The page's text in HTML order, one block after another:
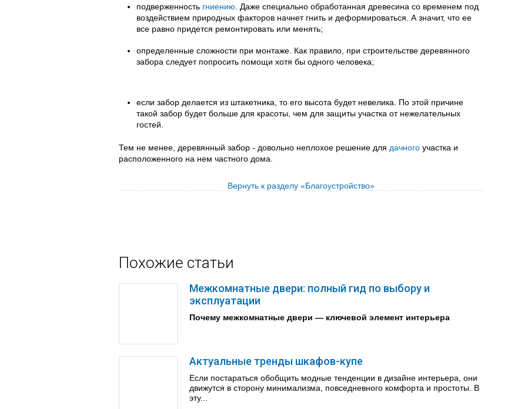
подверженность гниению . Даже специально обработанная древесина со временем под
воздействием природных факторов начнет гнить и деформироваться. А значит, что ее
все равно придется ремонтировать или менять;
определенные сложности при монтаже. Как правило, при строительстве деревянного
забора следует попросить помощи хотя бы одного человека;
если забор делается из штакетника, то его высота будет невелика. По этой причине
такой забор будет больше для красоты, чем для защиты участка от нежелательных
гостей.
Тем не менее, деревянный забор - довольно неплохое решение для дачного участка и
расположенного на нем частного дома.
Вернуть к разделу «Благоустройство»
Похожие статьи
Межкомнатные двери: полный гид по выбору и
эксплуатации
Почему межкомнатные двери — ключевой элемент интерьера
Актуальные тренды шкафов-купе
Если постараться обобщить модные тенденции в дизайне интерьера, они
движутся в сторону минимализма, повседневного комфорта и простоты. В
эту...